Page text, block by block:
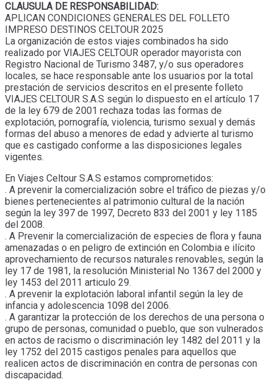
CLAUSULA DE RESPONSABILIDAD:
APLICAN CONDICIONES GENERALES DEL FOLLETO
IMPRESO DESTINOS CELTOUR 2025
La organización de estos viajes combinados ha sido
realizado por VIAJES CELTOUR operador mayorista con
Registro Nacional de Turismo 3487, y/o sus operadores
locales, se hace responsable ante los usuarios por la total
prestación de servicios descritos en el presente folleto
VIAJES CELTOUR S.A.S según lo dispuesto en el artículo 17
de la ley 679 de 2001 rechaza todas las formas de
explotación, pornografía, violencia, turismo sexual y demás
formas del abuso a menores de edad y advierte al turismo
que es castigado conforme a las disposiciones legales
vigentes.
En Viajes Celtour S.A.S estamos comprometidos:
. A prevenir la comercialización sobre el tráfico de piezas y/o
bienes pertenecientes al patrimonio cultural de la nación
según la ley 397 de 1997, Decreto 833 del 2001 y ley 1185
del 2008.
. A Prevenir la comercialización de especies de flora y fauna
amenazadas o en peligro de extinción en Colombia e ilícito
aprovechamiento de recursos naturales renovables, según la
ley 17 de 1981, la resolución Ministerial No 1367 del 2000 y
ley 1453 del 2011 articulo 29.
. A prevenir la explotación laboral infantil según la ley de
infancia y adolescencia 1098 del 2006.
. A garantizar la protección de los derechos de una persona o
grupo de personas, comunidad o pueblo, que son vulnerados
en actos de racismo o discriminación ley 1482 del 2011 y la
ley 1752 del 2015 castigos penales para aquellos que
realicen actos de discriminación en contra de personas con
discapacidad.